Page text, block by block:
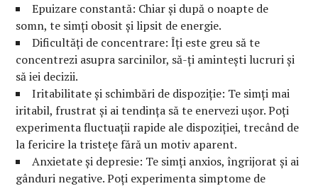
Epuizare constantă: Chiar și după o noapte de
somn, te simți obosit și lipsit de energie.
Dificultăți de concentrare: Îți este greu să te
concentrezi asupra sarcinilor, să-ți amintești lucruri și
să iei decizii.
Iritabilitate și schimbări de dispoziție: Te simți mai
iritabil, frustrat și ai tendința să te enervezi ușor. Poți
experimenta fluctuații rapide ale dispoziției, trecând de
la fericire la tristețe fără un motiv aparent.
Anxietate și depresie: Te simți anxios, îngrijorat și ai
gânduri negative. Poți experimenta simptome de